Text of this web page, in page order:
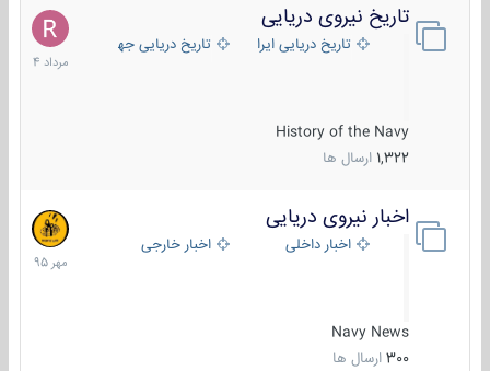
تاریخ نیروی دریایی
تاریخ دریایی ایران تاریخ دریایی جهان
History of the Navy
1,322 ارسال ها
16
مرداد
1404
اخبار نیروی دریایی
اخبار داخلی اخبار خارجی
Navy News
300 ارسال ها
27
مهر
1395